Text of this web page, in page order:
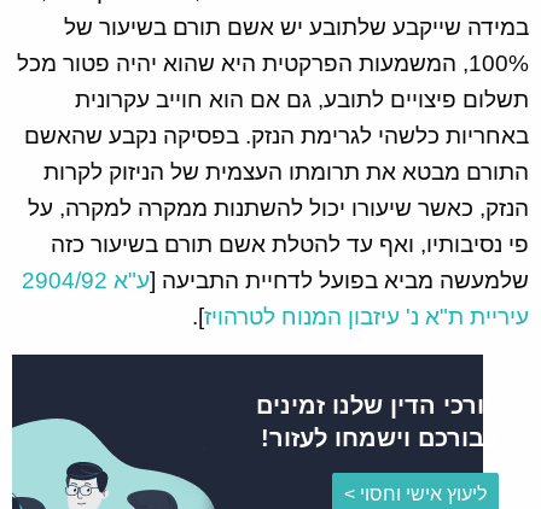
במידה שייקבע שלתובע יש אשם תורם בשיעור של
100%, המשמעות הפרקטית היא שהוא יהיה פטור מכל
תשלום פיצויים לתובע, גם אם הוא חוייב עקרונית
באחריות כלשהי לגרימת הנזק. בפסיקה נקבע שהאשם
התורם מבטא את תרומתו העצמית של הניזוק לקרות
הנזק, כאשר שיעורו יכול להשתנות ממקרה למקרה, על
פי נסיבותיו, ואף עד להטלת אשם תורם בשיעור כזה
שלמעשה מביא בפועל לדחיית התביעה [
ע"א 2904/92
עיריית ת"א נ' עיזבון המנוח לטרהויז].
עורכי הדין שלנו זמינים
עבורכם וישמחו לעזור!
ליעוץ אישי וחסוי >